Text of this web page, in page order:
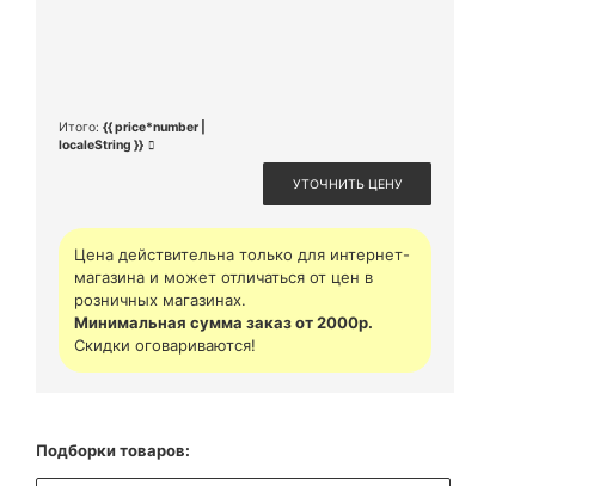
Итого: {{ price*number |
localeString }}
УТОЧНИТЬ ЦЕНУ
Цена действительна только для интернет-
магазина и может отличаться от цен в
розничных магазинах.
Минимальная сумма заказ от 2000р.
Скидки оговариваются!
Подборки товаров: